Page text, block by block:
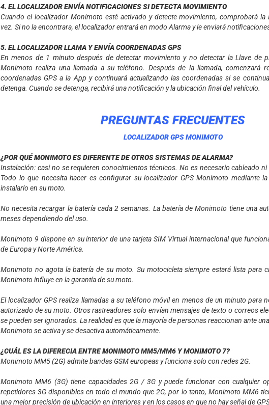
4. EL LOCALIZADOR ENVÍA NOTIFICACIONES SI DETECTA MOVIMIENTO
Cuando el localizador Monimoto esté activado y detecte movimiento, comprobará la
vez. Si no la encontrara, el localizador entrará en modo Alarma y le enviará
5. EL LOCALIZADOR LLAMA Y ENVÍA COORDENADAS GPS
En menos de 1 minuto después de detectar movimiento y no detectar la Llave de
Monimoto realiza una llamada a su teléfono. Después de la llamada, comenzará
coordenadas GPS a la App y continuará actualizando las coordenadas si se
detenga. Cuando se detenga, recibirá una notificación y la ubicación final del vehículo.
PREGUNTAS FRECUENTES
LOCALIZADOR GPS MONIMOTO
¿POR QUÉ MONIMOTO ES DIFERENTE DE OTROS SISTEMAS DE ALARMA?
Instalación: casi no se requieren conocimientos técnicos. No es necesario cableado ni
Todo lo que necesita hacer es configurar su localizador GPS Monimoto mediante
instalarlo en su moto.
No necesita recargar la batería cada 2 semanas. La batería de Monimoto tiene una
meses dependiendo del uso.
Monimoto 9 dispone en su interior de una tarjeta SIM Virtual internacional que
de Europa y Norte América.
Monimoto no agota la batería de su moto. Su motocicleta siempre estará lista para
Monimoto influye en la garantía de su moto.
El localizador GPS realiza llamadas a su teléfono móvil en menos de un minuto para
autorizado de su moto. Otros rastreadores solo envían mensajes de texto o correos
se pueden ser ignorados. La realidad es que la mayoría de personas reaccionan ante
Monimoto se activa y se desactiva automáticamente.
¿CUÁL ES LA DIFERECIA ENTRE MONIMOTO MM5/MM6 Y MONIMOTO 7?
Monimoto MM5 (2G) admite bandas GSM europeas y funciona solo con redes 2G.
Monimoto MM6 (3G) tiene capacidades 2G / 3G y puede funcionar con cualquier
repetidores 3G disponibles en todo el mundo que 2G, por lo tanto, Monimoto MM6
una mejor precisión de ubicación en interiores y en los casos en que no hay señal de